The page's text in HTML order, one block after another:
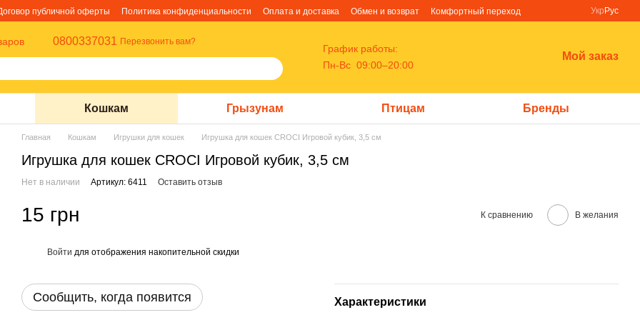
публичной оферты Политика конфиденциальности Оплата и доставка Обмен и возврат
Комфортный переход
Укр Рус
0800337031 Перезвонить вам?
График работы:
Пн-Вс 09:00–20:00
Мой заказ
Кошкам Грызунам Птицам Бренды
Главная Кошкам Игрушки для кошек Игрушка для кошек CROCI Игровой кубик, 3,5 см
Игрушка для кошек CROCI Игровой кубик, 3,5 см
Нет в наличии Артикул: 6411 Оставить отзыв
15 грн К сравнению В желания
Войти для отображения накопительной скидки
Сообщить, когда появится Характеристики